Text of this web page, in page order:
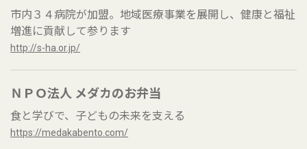
市内３４病院が加盟。地域医療事業を展開し、健康と福祉
増進に貢献して参ります
http://s-ha.or.jp/
ＮＰＯ法人 メダカのお弁当
食と学びで、子どもの未来を支える
https://medakabento.com/